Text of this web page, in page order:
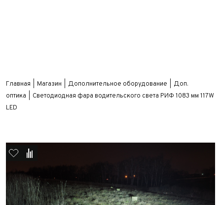
Главная Магазин Дополнительное оборудование
Доп.
оптика
Светодиодная фара водительского света РИФ 1083 мм 117W
LED